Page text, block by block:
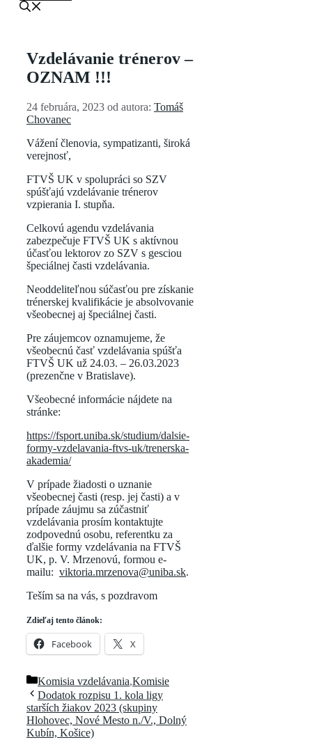
Vzdelávanie trénerov –
OZNAM !!!
24 februára, 2023 od autora: Tomáš
Chovanec
Vážení členovia, sympatizanti, široká
verejnosť,
FTVŠ UK v spolupráci so SZV
spúšťajú vzdelávanie trénerov
vzpierania I. stupňa.
Celkovú agendu vzdelávania
zabezpečuje FTVŠ UK s aktívnou
účasťou lektorov zo SZV s gesciou
špeciálnej časti vzdelávania.
Neoddeliteľnou súčasťou pre získanie
trénerskej kvalifikácie je absolvovanie
všeobecnej aj špeciálnej časti.
Pre záujemcov oznamujeme, že
všeobecnú časť vzdelávania spúšťa
FTVŠ UK už 24.03. – 26.03.2023
(prezenčne v Bratislave).
Všeobecné informácie nájdete na
stránke:
https://fsport.uniba.sk/studium/dalsie-
formy-vzdelavania-ftvs-uk/trenerska-
akademia/
V prípade žiadosti o uznanie
všeobecnej časti (resp. jej časti) a v
prípade záujmu sa zúčastniť
vzdelávania prosím kontaktujte
zodpovednú osobu, referentku za
ďalšie formy vzdelávania na FTVŠ
UK, p. V. Mrzenovú, formou e-
mailu: viktoria.mrzenova@uniba.sk.
Teším sa na vás, s pozdravom
Zdieľaj tento článok:
Facebook X
Kategórie
Komisia vzdelávania,Komisie
Dodatok rozpisu 1. kola ligy
starších žiakov 2023 (skupiny
Hlohovec, Nové Mesto n./V., Dolný
Kubín, Košice)